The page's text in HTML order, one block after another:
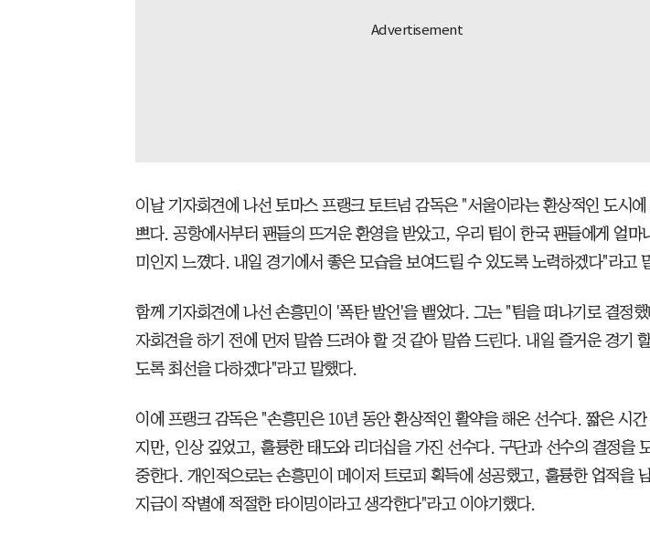
이날 기자회견에 나선 토마스 프랭크 토트넘 감독은 "서울이라는 환상적인 도시에
쁘다. 공항에서부터 팬들의 뜨거운 환영을 받았고, 우리 팀이 한국 팬들에게 얼마
미인지 느꼈다. 내일 경기에서 좋은 모습을 보여드릴 수 있도록 노력하겠다"라고
함께 기자회견에 나선 손흥민이 '폭탄 발언'을 뱉었다. 그는 "팀을 떠나기로 결정했
자회견을 하기 전에 먼저 말씀 드려야 할 것 같아 말씀 드린다. 내일 즐거운 경기
도록 최선을 다하겠다"라고 말했다.
이에 프랭크 감독은 "손흥민은 10년 동안 환상적인 활약을 해온 선수다. 짧은 시간
지만, 인상 깊었고, 훌륭한 태도와 리더십을 가진 선수다. 구단과 선수의 결정을
중한다. 개인적으로는 손흥민이 메이저 트로피 획득에 성공했고, 훌륭한 업적을
지금이 작별에 적절한 타이밍이라고 생각한다"라고 이야기했다.